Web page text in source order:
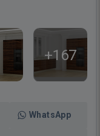
+167
WhatsApp